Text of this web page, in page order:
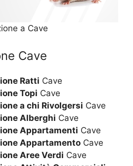
a Cave
Cave
Ratti Cave
Topi Cave
a chi Rivolgersi Cave
Alberghi Cave
Appartamenti Cave
Appartamento Cave
Aree Verdi Cave